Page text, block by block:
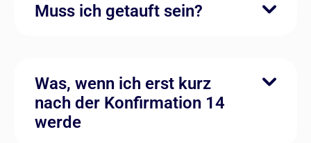
Muss ich getauft sein?
Was, wenn ich erst kurz
nach der Konfirmation 14
werde